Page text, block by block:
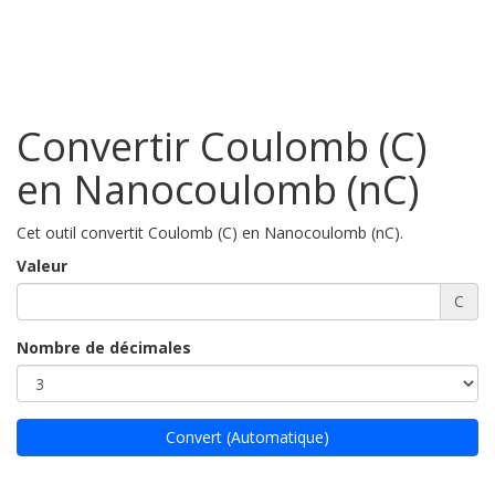
Convertir Coulomb (C)
en Nanocoulomb (nC)
Cet outil convertit Coulomb (C) en Nanocoulomb (nC).
Valeur
C
Nombre de décimales
Convert (Automatique)